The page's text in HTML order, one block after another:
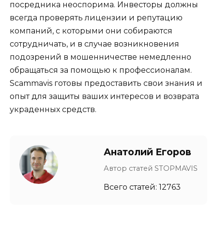
посредника неоспорима. Инвесторы должны
всегда проверять лицензии и репутацию
компаний, с которыми они собираются
сотрудничать, и в случае возникновения
подозрений в мошенничестве немедленно
обращаться за помощью к профессионалам.
Scammavis готовы предоставить свои знания и
опыт для защиты ваших интересов и возврата
украденных средств.
Анатолий Егоров
Автор статей STOPMAVIS
Всего статей: 12763